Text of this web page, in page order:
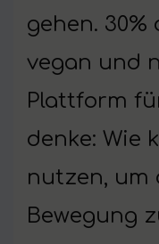
gehen.
vegan und
Plattform
denke: Wie
nutzen, um
Bewegung